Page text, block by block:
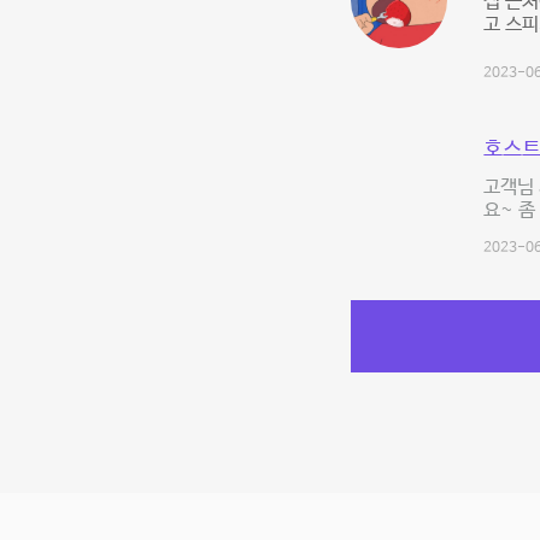
고 스
2023-
호스
고객님
요~ 좀
2023-